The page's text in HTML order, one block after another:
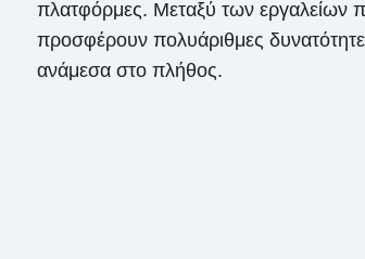
πλατφόρμες. Μεταξύ των εργαλείων
προσφέρουν πολυάριθμες
ανάμεσα στο πλήθος.